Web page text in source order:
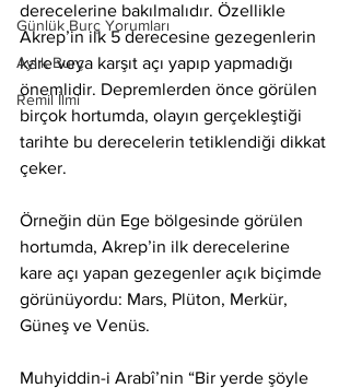
Günlük Burç Yorumları
Aylık Burç
Remil İlmi
derecelerine bakılmalıdır. Özellikle
Akrep’in ilk 5 derecesine gezegenlerin
kare veya karşıt açı yapıp yapmadığı
önemlidir. Depremlerden önce görülen
birçok hortumda, olayın gerçekleştiği
tarihte bu derecelerin tetiklendiği dikkat
çeker.
Örneğin dün Ege bölgesinde görülen
hortumda, Akrep’in ilk derecelerine
kare açı yapan gezegenler açık biçimde
görünüyordu: Mars, Plüton, Merkür,
Güneş ve Venüs.
Muhyiddin-i Arabî’nin “Bir yerde şöyle